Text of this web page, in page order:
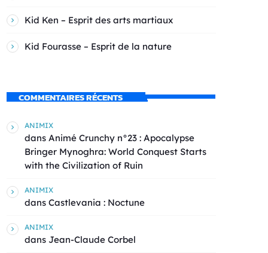
Kid Ken – Esprit des arts martiaux
Kid Fourasse – Esprit de la nature
COMMENTAIRES RÉCENTS
ANIMIX
dans Animé Crunchy n°23 : Apocalypse
Bringer Mynoghra: World Conquest Starts
with the Civilization of Ruin
ANIMIX
dans Castlevania : Noctune
ANIMIX
dans Jean-Claude Corbel